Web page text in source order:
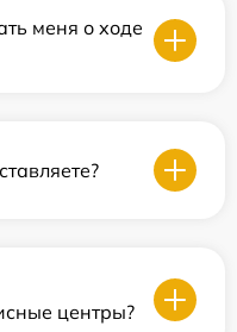
меня о ходе
центры?